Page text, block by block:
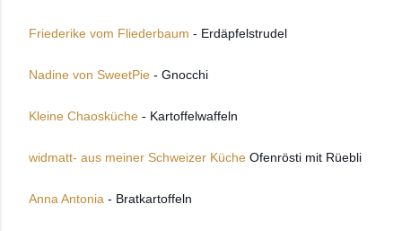
Friederike vom Fliederbaum - Erdäpfelstrudel
Nadine von SweetPie - Gnocchi
Kleine Chaosküche - Kartoffelwaffeln
widmatt- aus meiner Schweizer Küche Ofenrösti mit Rüebli
Anna Antonia - Bratkartoffeln